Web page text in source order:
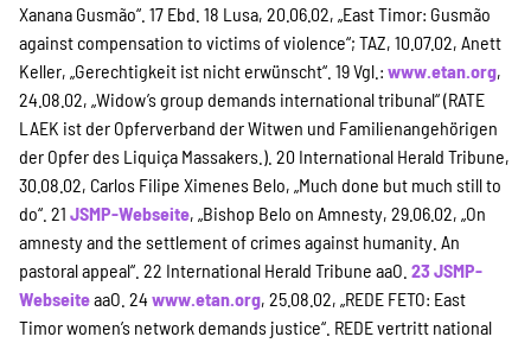
Xanana Gusmão“. 17 Ebd. 18 Lusa, 20.06.02, „East Timor: Gusmão
against compensation to victims of violence“; TAZ, 10.07.02, Anett
Keller, „Gerechtigkeit ist nicht erwünscht“. 19 Vgl.: www.etan.org,
24.08.02, „Widow’s group demands international tribunal“ (RATE
LAEK ist der Opferverband der Witwen und Familienangehörigen
der Opfer des Liquiça Massakers.). 20 International Herald Tribune,
30.08.02, Carlos Filipe Ximenes Belo, „Much done but much still to
do“. 21 JSMP-Webseite, „Bishop Belo on Amnesty, 29.06.02, „On
amnesty and the settlement of crimes against humanity. An
pastoral appeal“. 22 International Herald Tribune aaO. 23JSMP-
WebseiteaaO. 24 www.etan.org, 25.08.02, „REDE FETO: East
Timor women’s network demands justice“. REDE vertritt national